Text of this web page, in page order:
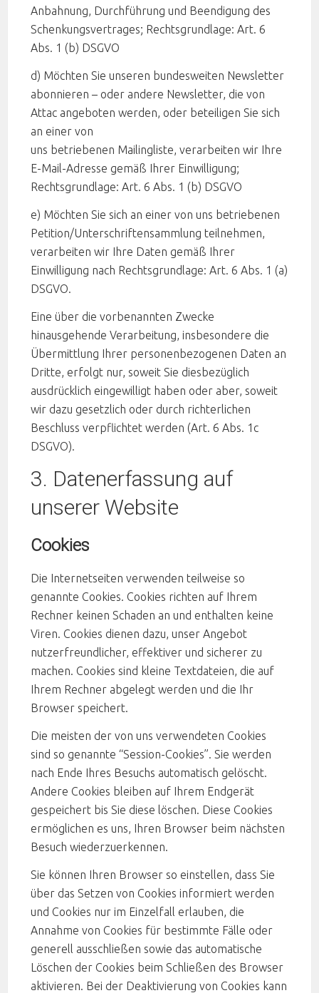
Anbahnung, Durchführung und Beendigung des
Schenkungsvertrages; Rechtsgrundlage: Art. 6
Abs. 1 (b) DSGVO
d) Möchten Sie unseren bundesweiten Newsletter
abonnieren – oder andere Newsletter, die von
Attac angeboten werden, oder beteiligen Sie sich
an einer von
uns betriebenen Mailingliste, verarbeiten wir Ihre
E-Mail-Adresse gemäß Ihrer Einwilligung;
Rechtsgrundlage: Art. 6 Abs. 1 (b) DSGVO
e) Möchten Sie sich an einer von uns betriebenen
Petition/Unterschriftensammlung teilnehmen,
verarbeiten wir Ihre Daten gemäß Ihrer
Einwilligung nach Rechtsgrundlage: Art. 6 Abs. 1 (a)
DSGVO.
Eine über die vorbenannten Zwecke
hinausgehende Verarbeitung, insbesondere die
Übermittlung Ihrer personenbezogenen Daten an
Dritte, erfolgt nur, soweit Sie diesbezüglich
ausdrücklich eingewilligt haben oder aber, soweit
wir dazu gesetzlich oder durch richterlichen
Beschluss verpflichtet werden (Art. 6 Abs. 1c
DSGVO).
3. Datenerfassung auf
unserer Website
Cookies
Die Internetseiten verwenden teilweise so
genannte Cookies. Cookies richten auf Ihrem
Rechner keinen Schaden an und enthalten keine
Viren. Cookies dienen dazu, unser Angebot
nutzerfreundlicher, effektiver und sicherer zu
machen. Cookies sind kleine Textdateien, die auf
Ihrem Rechner abgelegt werden und die Ihr
Browser speichert.
Die meisten der von uns verwendeten Cookies
sind so genannte “Session-Cookies”. Sie werden
nach Ende Ihres Besuchs automatisch gelöscht.
Andere Cookies bleiben auf Ihrem Endgerät
gespeichert bis Sie diese löschen. Diese Cookies
ermöglichen es uns, Ihren Browser beim nächsten
Besuch wiederzuerkennen.
Sie können Ihren Browser so einstellen, dass Sie
über das Setzen von Cookies informiert werden
und Cookies nur im Einzelfall erlauben, die
Annahme von Cookies für bestimmte Fälle oder
generell ausschließen sowie das automatische
Löschen der Cookies beim Schließen des Browser
aktivieren. Bei der Deaktivierung von Cookies kann